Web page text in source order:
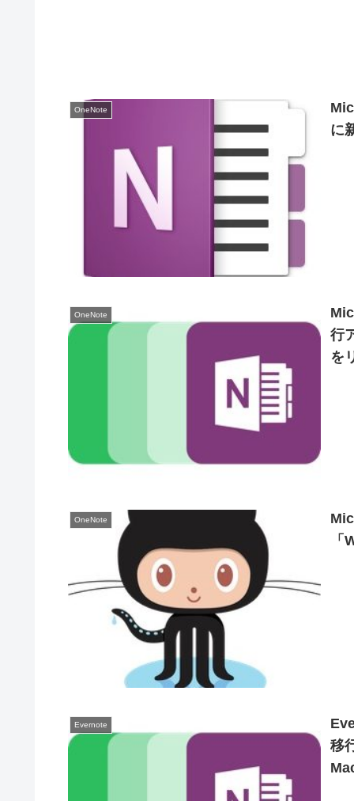
OneNote
に
OneNote
行
を
OneNote
Evernote
移